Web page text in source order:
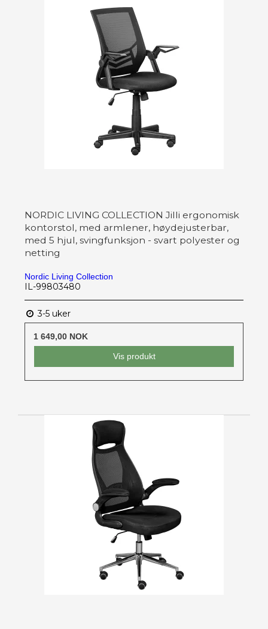
NORDIC LIVING COLLECTION Jilli ergonomisk
kontorstol, med armlener, høydejusterbar,
med 5 hjul, svingfunksjon - svart polyester og
netting
Nordic Living Collection
IL-99803480
3-5 uker
1 649,00 NOK
Vis produkt